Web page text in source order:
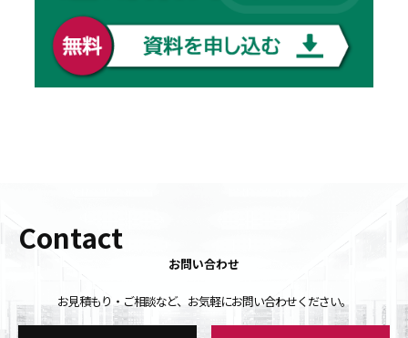
Contact
お問い合わせ
お見積もり・ご相談など、お気軽にお問い合わせください。